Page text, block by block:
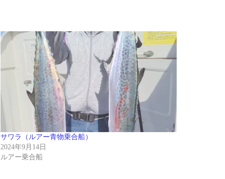
サワラ（ルアー青物乗合船）
2024年9月14日
ルアー乗合船